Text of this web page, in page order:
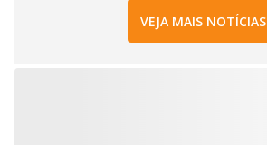
VEJA MAIS NOTÍCIAS